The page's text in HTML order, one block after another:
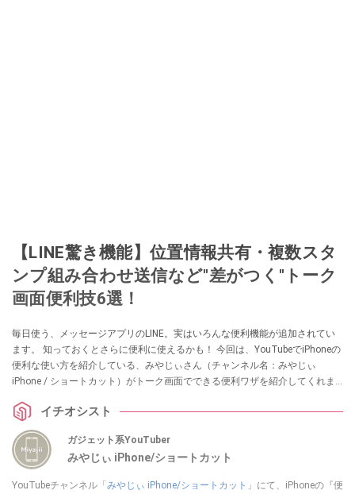
【LINE驚き機能】位置情報共有・複数スタ
ンプ組み合わせ送信など"差がつく"トーク
画面便利技6選！
毎日使う、メッセージアプリのLINE。実はいろんな便利機能が追加されてい
ます。 知っておくとさらに便利に使えるかも！ 今回は、YouTubeでiPhoneの
便利な使い方を紹介している、みやじぃさん（チャンネル名：みやじぃ
iPhone / ショートカット）がトーク画面でできる便利ワザを紹介してくれま
イチオシスト
ガジェット系YouTuber
みやじぃ iPhone/ショートカット
YouTubeチャンネル「 みやじぃ iPhone/ショートカット 」にて、iPhoneの『便